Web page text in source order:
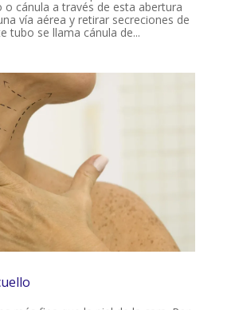
o cánula a través de esta abertura
vía aérea y retirar secreciones de
tubo se llama cánula de...